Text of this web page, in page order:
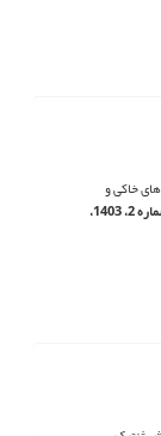
خاکی و
[دوره 2، شماره 2، 1403،